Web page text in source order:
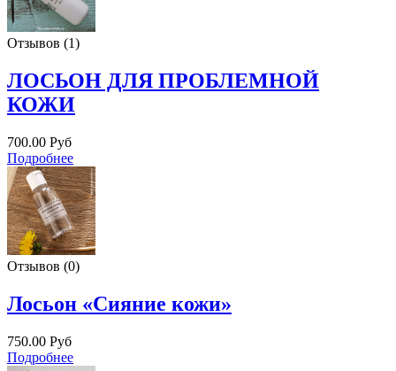
Отзывов (1)
ЛОСЬОН ДЛЯ ПРОБЛЕМНОЙ
КОЖИ
700.00 Руб
Подробнее
Отзывов (0)
Лосьон «Сияние кожи»
750.00 Руб
Подробнее